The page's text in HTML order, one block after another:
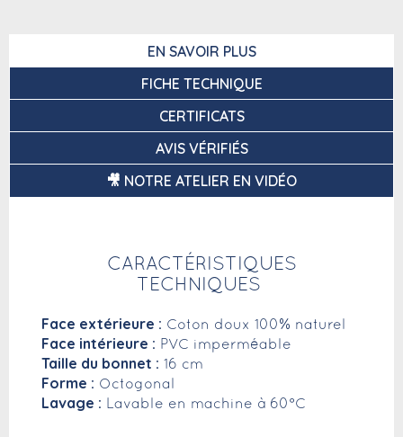
EN SAVOIR PLUS
FICHE TECHNIQUE
CERTIFICATS
AVIS VÉRIFIÉS
🎥 NOTRE ATELIER EN VIDÉO
CARACTÉRISTIQUES
TECHNIQUES
Face extérieure : Coton doux 100% naturel
Face intérieure : PVC imperméable
Taille du bonnet : 16 cm
Forme : Octogonal
Lavage : Lavable en machine à 60°C